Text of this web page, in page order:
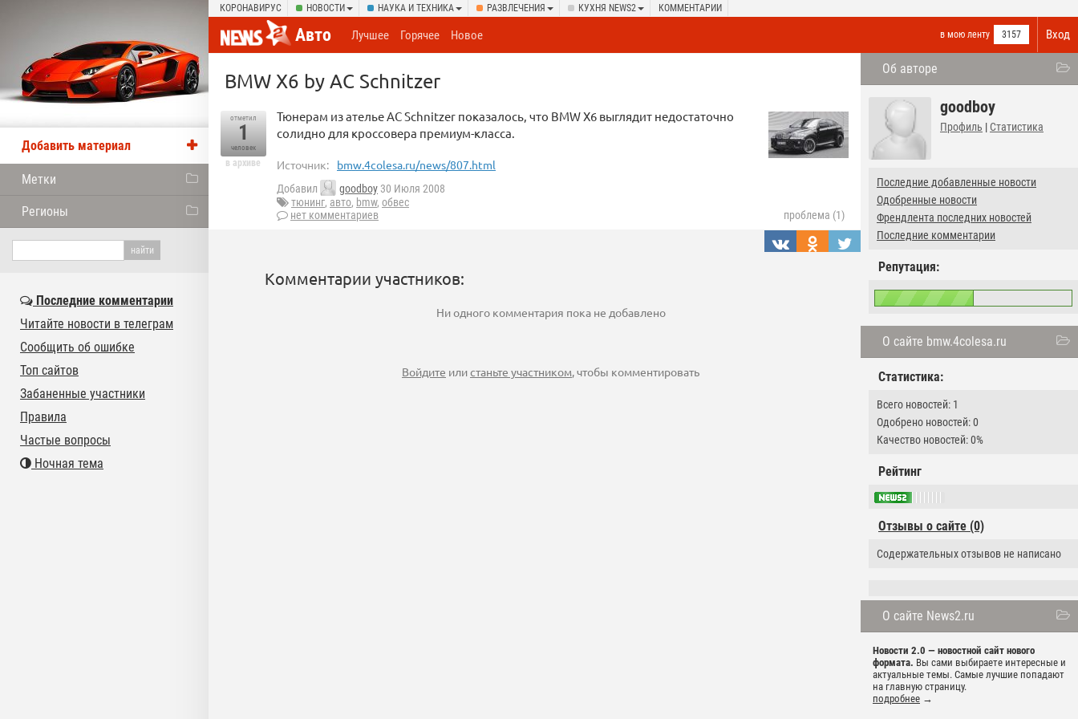
КОРОНАВИРУС НОВОСТИ НАУКА И ТЕХНИКА РАЗВЛЕЧЕНИЯ КУХНЯ NEWS2 КОММЕНТАРИИ
Вход
Авто в мою ленту 3157
Лучшее Горячее Новое
Об авторе
goodboy
Профиль | Статистика
Последние добавленные новости
Одобренные новости
Френдлента последних новостей
Последние комментарии
Репутация:
О сайте bmw.4colesa.ru
Статистика:
Всего новостей: 1
Одобрено новостей: 0
Качество новостей: 0%
Рейтинг
Отзывы о сайте (0)
Содержательных отзывов не написано
О сайте News2.ru
Новости 2.0 — новостной сайт нового
формата. Вы сами выбираете интересные и
актуальные темы. Самые лучшие попадают
на главную страницу.
подробнее →
BMW X6 by AC Schnitzer
отметил
1
человек
в архиве
Тюнерам из ателье AC Schnitzer показалось, что BMW X6 выглядит недостаточно
солидно для кроссовера премиум-класса.
Источник: bmw.4colesa.ru/news/807.html
Добавил goodboy 30 Июля 2008
тюнинг, авто, bmw, обвес
нет комментариев
проблема (1)
Комментарии участников:
Ни одного комментария пока не добавлено
Войдите илистаньте участником, чтобы комментировать
Добавить материал
Метки
Регионы
Последние комментарии
Читайте новости в телеграм
Сообщить об ошибке
Топ сайтов
Забаненные участники
Правила
Частые вопросы
Ночная тема